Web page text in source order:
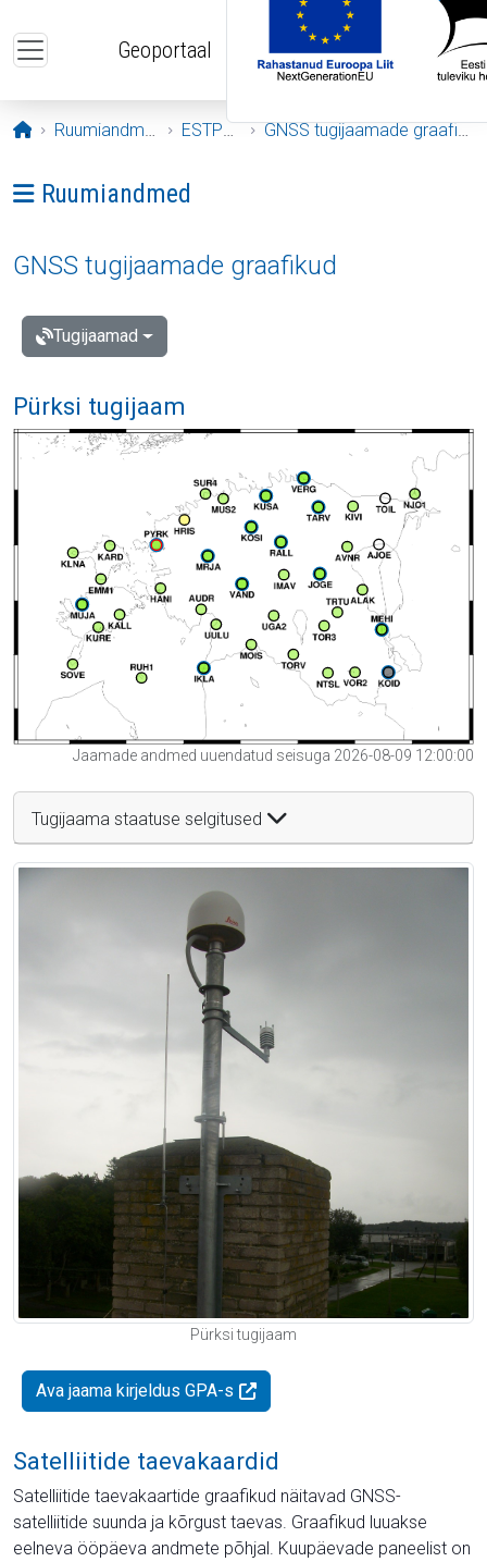
Geoportaal
Avaleht
Ruumiandmed ESTPOS GNSS tugijaamade graafikud
Ava menüü: Ruumiandmed
Ruumiandmed
GNSS tugijaamade graafikud
Tugijaamad
Pürksi tugijaam
Jaamade andmed uuendatud seisuga 2026-08-09 12:00:00
Tugijaama staatuse selgitused
Pürksi tugijaam
Ava jaama kirjeldus GPA-s
Satelliitide taevakaardid
Satelliitide taevakaartide graafikud näitavad GNSS-
satelliitide suunda ja kõrgust taevas. Graafikud luuakse
eelneva ööpäeva andmete põhjal. Kuupäevade paneelist on